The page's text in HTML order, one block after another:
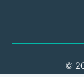
©